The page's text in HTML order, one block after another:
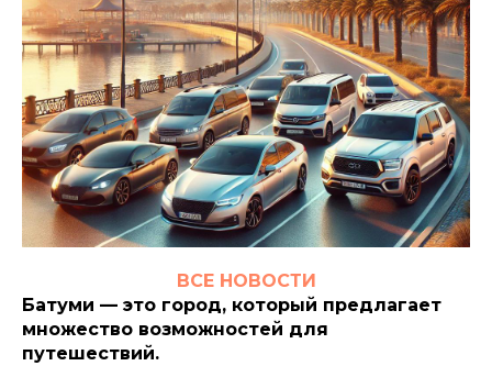
ВСЕ НОВОСТИ
Батуми — это город, который предлагает
множество возможностей для
путешествий.